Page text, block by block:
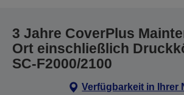
3 Jahre CoverPlus
Ort einschließlich
SC-F2000/2100
Verfügbarkeit in Ihrer